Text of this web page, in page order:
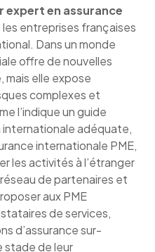
expert en assurance
entreprises françaises
Dans un monde
offre de nouvelles
elle expose
complexes et
l’indique un guide
adéquate,
internationale PME,
les activités à l’étranger
de partenaires et
aux PME
de services,
d’assurance sur-
stade de leur